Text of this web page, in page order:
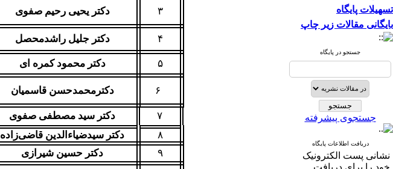
تسهیلات پایگاه
بایگانی مقالات زیر چاپ
جستجو در پایگاه
جستجوی پیشرفته
دریافت اطلاعات پایگاه
نشانی پست الکترونیک
خود را برای دریافت
۳ دکتر یحیی رحیم صفوی
۴
دکتر جلیل راشدمحصل
۵ دکتر محمود کمره ای
دکترمحمدحسن قاسمیان
۷ دکتر سید مصطفی صفوی
۸ دکتر سیدضیاء‌الدین قاضی‌زاده
۹
دکتر حسین شیرازی